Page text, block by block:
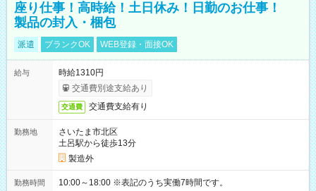
座り仕事！高時給！土日休み！日勤のお仕事！
製品の封入・梱包
派遣 ブランクOK WEB登録・面接OK
給与
時給1310円
交通費別途支給あり
交通費 交通費支給有り
勤務地
さいたま市北区
土呂駅から徒歩13分
製造外
勤務時間 10:00～18:00 ※表記のうち実働7時間です。